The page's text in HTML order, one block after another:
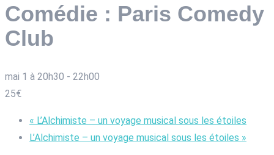
Comédie : Paris Comedy
Club
mai 1 à 20h30 - 22h00
25€
« L’Alchimiste – un voyage musical sous les étoiles
L’Alchimiste – un voyage musical sous les étoiles »